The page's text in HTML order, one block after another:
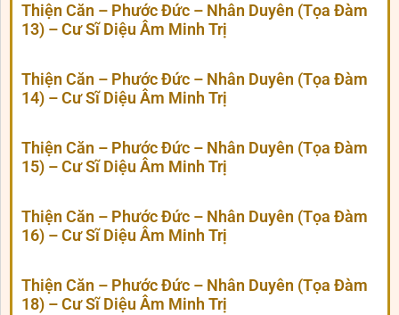
Thiện Căn – Phước Đức – Nhân Duyên (Tọa Đàm
13) – Cư Sĩ Diệu Âm Minh Trị
Thiện Căn – Phước Đức – Nhân Duyên (Tọa Đàm
14) – Cư Sĩ Diệu Âm Minh Trị
Thiện Căn – Phước Đức – Nhân Duyên (Tọa Đàm
15) – Cư Sĩ Diệu Âm Minh Trị
Thiện Căn – Phước Đức – Nhân Duyên (Tọa Đàm
16) – Cư Sĩ Diệu Âm Minh Trị
Thiện Căn – Phước Đức – Nhân Duyên (Tọa Đàm
18) – Cư Sĩ Diệu Âm Minh Trị